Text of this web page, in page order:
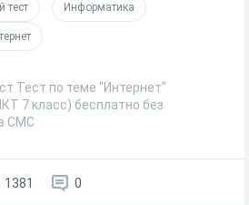
тест Информатика
Тест по теме "Интернет"
7 класс) бесплатно без
СМС
1381 0